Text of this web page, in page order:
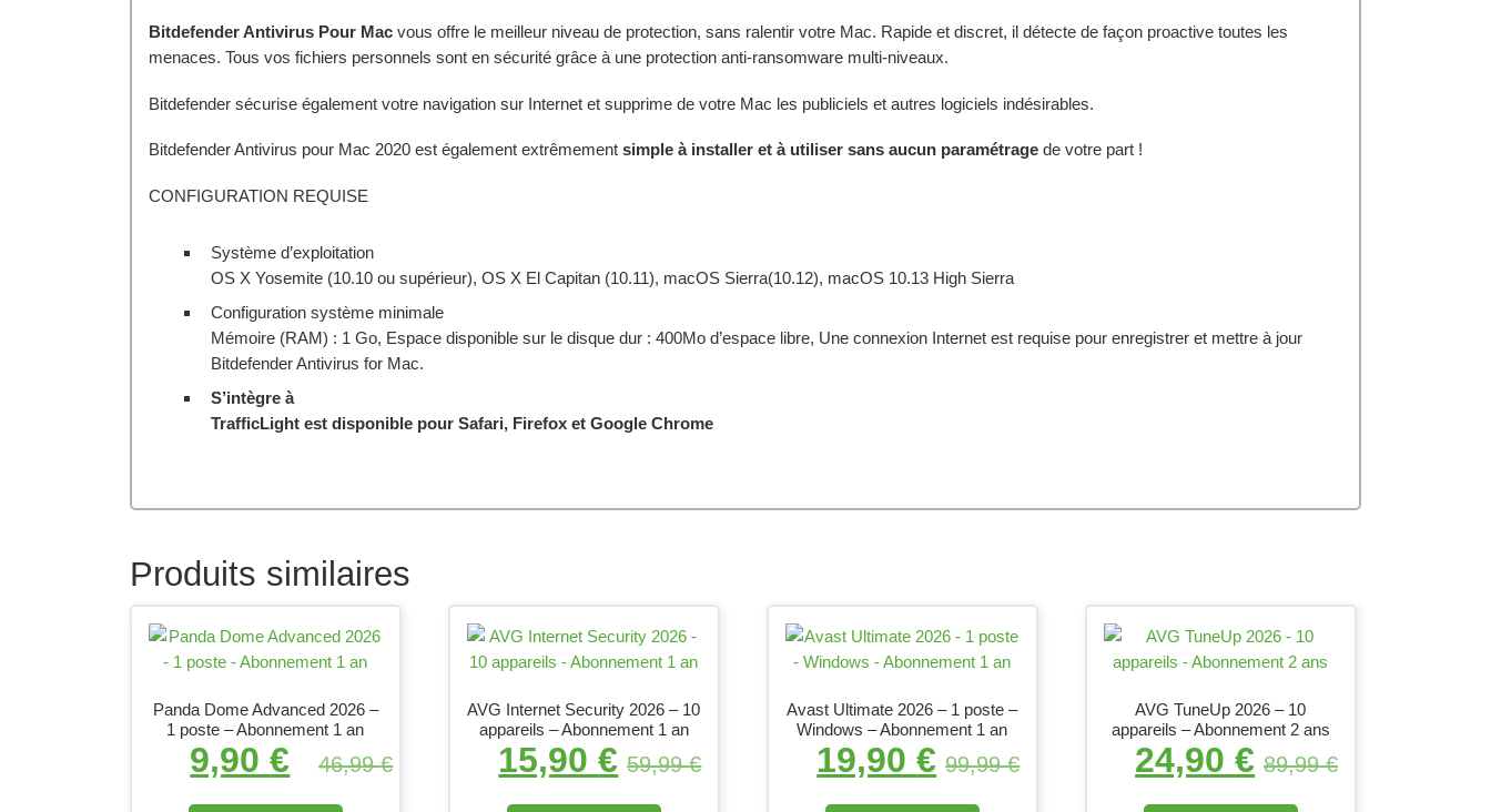
Bitdefender Antivirus Pour Mac vous offre le meilleur niveau de protection, sans ralentir votre Mac. Rapide et discret, il détecte de façon proactive toutes les
menaces. Tous vos fichiers personnels sont en sécurité grâce à une protection anti-ransomware multi-niveaux.
Bitdefender sécurise également votre navigation sur Internet et supprime de votre Mac les publiciels et autres logiciels indésirables.
Bitdefender Antivirus pour Mac 2020 est également extrêmement simple à installer et à utiliser sans aucun paramétrage de votre part !
CONFIGURATION REQUISE
Système d’exploitation
OS X Yosemite (10.10 ou supérieur), OS X El Capitan (10.11), macOS Sierra(10.12), macOS 10.13 High Sierra
Configuration système minimale
Mémoire (RAM) : 1 Go, Espace disponible sur le disque dur : 400Mo d’espace libre, Une connexion Internet est requise pour enregistrer et mettre à jour
Bitdefender Antivirus for Mac.
S’intègre à
TrafficLight est disponible pour Safari, Firefox et Google Chrome
Produits similaires
Panda Dome Advanced 2026 –
1 poste – Abonnement 1 an
46,99€
Le prix initial était : 46,99 €.
9,90€ Le prix actuel est : 9,90 €.
AVG Internet Security 2026 – 10
appareils – Abonnement 1 an
59,99€
Le prix initial était : 59,99 €.
15,90€ Le prix actuel est : 15,90 €.
Avast Ultimate 2026 – 1 poste –
Windows – Abonnement 1 an
99,99€
Le prix initial était : 99,99 €.
19,90€ Le prix actuel est : 19,90 €.
AVG TuneUp 2026 – 10
appareils – Abonnement 2 ans
89,99€
Le prix initial était :
24,90€ Le prix actuel